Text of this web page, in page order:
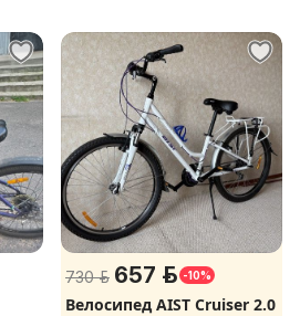
730 р. 657 р. -10%
Велосипед AIST Cruiser 2.0